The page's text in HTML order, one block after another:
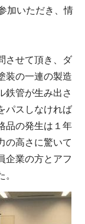
加いただき、情
させて頂き、ダ
装の一連の製造
鉄管が生み出さ
パスしなければ
品の発生は１年
の高さに驚いて
企業の方とアフ